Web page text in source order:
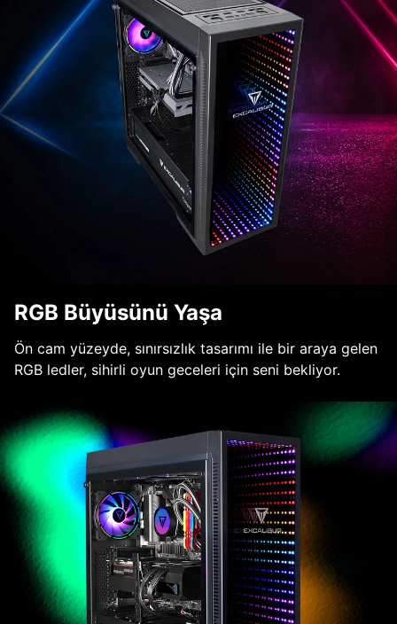
RGB Büyüsünü Yaşa
Ön cam yüzeyde, sınırsızlık tasarımı ile bir araya gelen
RGB ledler, sihirli oyun geceleri için seni bekliyor.